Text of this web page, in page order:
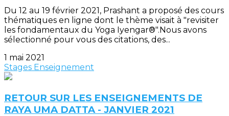
Du 12 au 19 février 2021, Prashant a proposé des cours
thématiques en ligne dont le thème visait à "revisiter
les fondamentaux du Yoga Iyengar®".Nous avons
sélectionné pour vous des citations, des...
1 mai 2021
Stages Enseignement
RETOUR SUR LES ENSEIGNEMENTS DE
RAYA UMA DATTA - JANVIER 2021